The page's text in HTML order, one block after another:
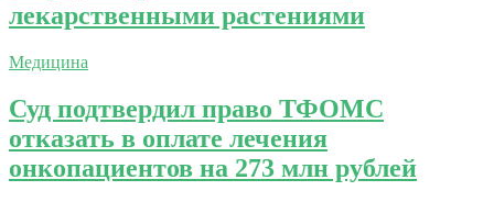
лекарственными растениями
Медицина
Суд подтвердил право ТФОМС
отказать в оплате лечения
онкопациентов на 273 млн рублей